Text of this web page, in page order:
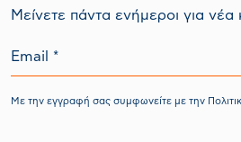
Mείνετε πάντα ενήμεροι για
Με την εγγραφή σας συμφωνείτε με την